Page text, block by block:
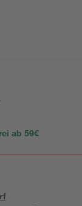
ab 59€